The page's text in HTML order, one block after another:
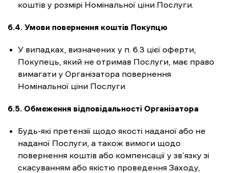
коштів у розмірі Номінальної ціни Послуги.
6.4. Умови повернення коштів Покупцю
У випадках, визначених у п. 6.3 цієї оферти,
Покупець, який не отримав Послуги, має право
вимагати у Організатора повернення
Номінальної ціни Послуги.
6.5. Обмеження відповідальності Організатора
Будь-які претензії щодо якості наданої або не
наданої Послуги, а також вимоги щодо
повернення коштів або компенсації у зв’язку зі
скасуванням або якістю проведення Заходу,